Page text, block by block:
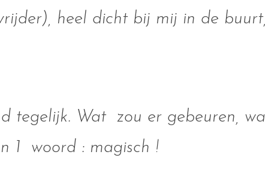
heel dicht bij mij in de
tegelijk. Wat zou er gebeuren,
1 woord : magisch !